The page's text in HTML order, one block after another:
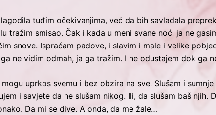
tuđim očekivanjima, već da bih savladala
tražim smisao. Čak i kada u meni svane noć, ja ne
snove. Ispraćam padove, i slavim i male i velike
ne vidim odmah, ja ga tražim. I ne odustajem dok ga
uprkos svemu i bez obzira na sve. Slušam i
i savjete da ne slušam nikog. Ili, da slušam baš njih.
Da mi se dive. A onda, da me žale…